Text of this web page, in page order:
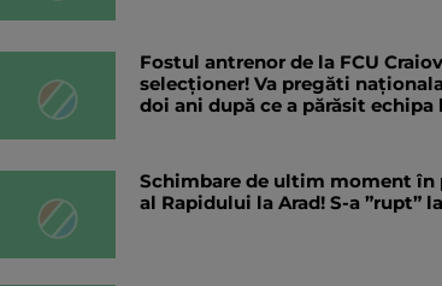
Fostul antrenor de la FCU
selecționer! Va pregăti
doi ani după ce a părăsit
Schimbare de ultim moment în
al Rapidului la Arad! S-a ”rupt”